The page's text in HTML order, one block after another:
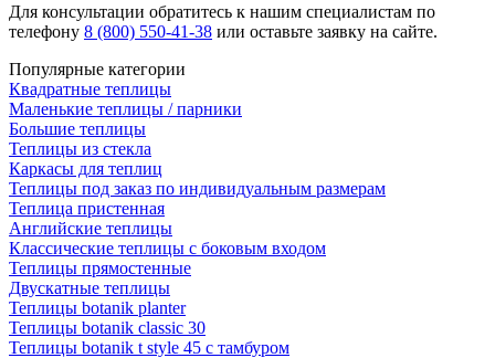
Для консультации обратитесь к нашим специалистам по
телефону 8 (800) 550-41-38 или оставьте заявку на сайте.
Популярные категории
Квадратные теплицы
Маленькие теплицы / парники
Большие теплицы
Теплицы из стекла
Каркасы для теплиц
Теплицы под заказ по индивидуальным размерам
Теплица пристенная
Английские теплицы
Классические теплицы с боковым входом
Теплицы прямостенные
Двускатные теплицы
Теплицы botanik planter
Теплицы botanik classic 30
Теплицы botanik t style 45 с тамбуром